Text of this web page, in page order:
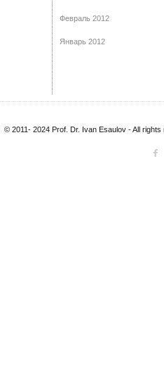
Февраль 2012
Январь 2012
© 2011- 2024 Prof. Dr. Ivan Esaulov - All